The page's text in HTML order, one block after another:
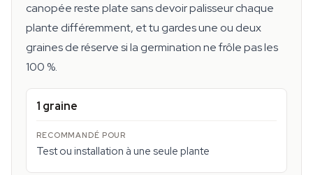
canopée reste plate sans devoir palisseur chaque
plante différemment, et tu gardes une ou deux
graines de réserve si la germination ne frôle pas les
100 %.
1 graine
Test ou installation à une seule plante